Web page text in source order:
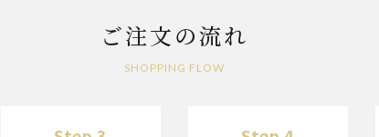
ご注文の流れ
SHOPPING FLOW